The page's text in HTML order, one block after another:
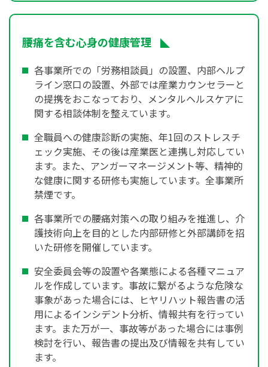
腰痛を含む心身の健康管理
各事業所での「労務相談員」の設置、内部ヘルプ
ライン窓口の設置、外部では産業カウンセラーと
の提携をおこなっており、メンタルヘルスケアに
関する相談体制を整えています。
全職員への健康診断の実施、年1回のストレスチ
ェック実施、その後は産業医と連携し対応してい
ます。また、アンガーマネージメント等、精神的
な健康に関する研修も実施しています。全事業所
禁煙です。
各事業所での腰痛対策への取り組みを推進し、介
護技術向上を目的とした内部研修と外部講師を招
いた研修を開催しています。
安全委員会等の設置や各業態による各種マニュア
ルを作成しています。事故に繋がるような危険な
事象があった場合には、ヒヤリハット報告書の活
用によるインシデント分析、情報共有を行ってい
ます。また万が一、事故等があった場合には事例
検討を行い、報告書の提出及び情報を共有してい
ます。